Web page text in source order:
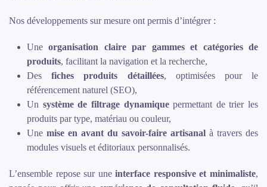
Nos développements sur mesure ont permis d’intégrer :
Uneorganisation claire par gammes et catégories de
produits, facilitant la navigation et la recherche,
Desfiches produits détaillées, optimisées pour le
référencement naturel (SEO),
Un système de filtrage dynamiquepermettant de trier les
produits par type, matériau ou couleur,
Une mise en avant du savoir-faire artisanal à travers des
modules visuels et éditoriaux personnalisés.
L’ensemble repose sur uneinterface responsive et minimaliste,